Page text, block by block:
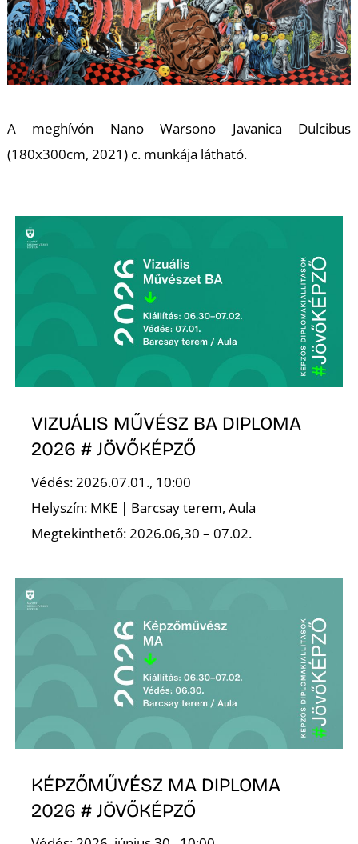
A meghívón Nano Warsono Javanica Dulcibus
(180x300cm, 2021) c. munkája látható.
VIZUÁLIS MŰVÉSZ BA DIPLOMA
2026 # JÖVŐKÉPZŐ
Védés: 2026.07.01., 10:00
Helyszín: MKE | Barcsay terem, Aula
Megtekinthető: 2026.06,30 – 07.02.
KÉPZŐMŰVÉSZ MA DIPLOMA
2026 # JÖVŐKÉPZŐ